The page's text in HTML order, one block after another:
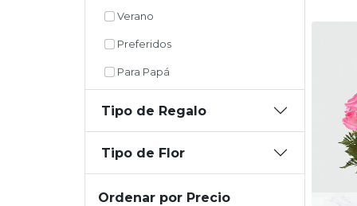
Verano
Preferidos
Para Papá
Tipo de Regalo
Tipo de Flor
Ordenar por Precio